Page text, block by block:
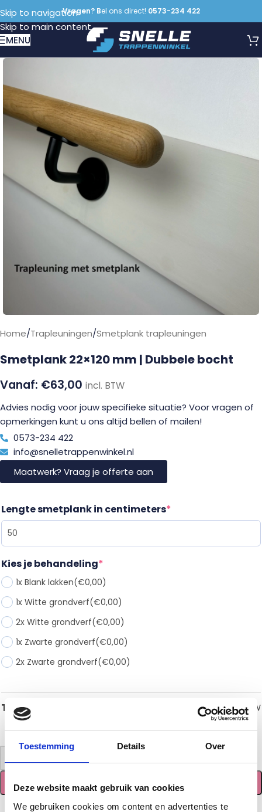
Toestemming Details Over
Deze website maakt gebruik van cookies
We gebruiken cookies om content en advertenties te
Skip to navigation
Skip to main content
Vragen? Bel ons direct! 0573-234 422
MENU
Home/Trapleuningen/Smetplank trapleuningen
Smetplank 22×120 mm | Dubbele bocht
€63,00 incl. BTW
Advies nodig voor jouw specifieke situatie? Voor vragen of
opmerkingen kunt u ons altijd bellen of mailen!
0573-234 422
info@snelletrappenwinkel.nl
Maatwerk? Vraag je offerte aan
Lengte smetplank in centimeters*
Kies je behandeling*
1x Blank lakken(€0,00)
1x Witte grondverf(€0,00)
2x Witte grondverf(€0,00)
1x Zwarte grondverf(€0,00)
2x Zwarte grondverf(€0,00)
Totaal 63,00incl. BTW
TOEVOEGEN AAN WINKELWAGEN